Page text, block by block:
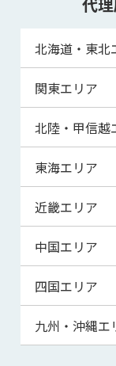
北海道・東北
北海道
青森県
宮城県
秋田県
山形県
関東エリア
東京都
神奈川県
埼玉県
千葉県
茨城県
群馬県
北陸・甲信越
新潟県
富山県
福井県
山梨県
長野県
東海エリア
岐阜県
静岡県
三重県
近畿エリア
滋賀県
京都府
大阪府
兵庫県
中国エリア
鳥取県
島根県
四国エリア
徳島県
九州・沖縄エ